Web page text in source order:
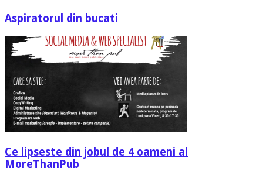
Aspiratorul din bucati
Ce lipseste din jobul de 4 oameni al
MoreThanPub